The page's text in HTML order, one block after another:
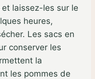
laissez-les sur le
heures,
Les sacs en
conserver les
la
les pommes de